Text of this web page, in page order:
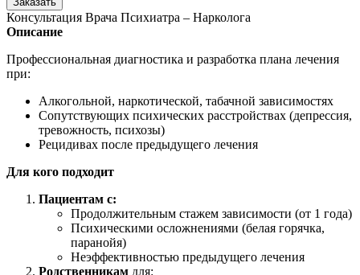
Консультация Врача Психиатра – Нарколога
Описание
Профессиональная диагностика и разработка плана лечения
при:
Алкогольной, наркотической, табачной зависимостях
Сопутствующих психических расстройствах (депрессия,
тревожность, психозы)
Рецидивах после предыдущего лечения
Для кого подходит
Пациентам с:
Продолжительным стажем зависимости (от 1 года)
Психическими осложнениями (белая горячка,
паранойя)
Неэффективностью предыдущего лечения
Родственникам для: